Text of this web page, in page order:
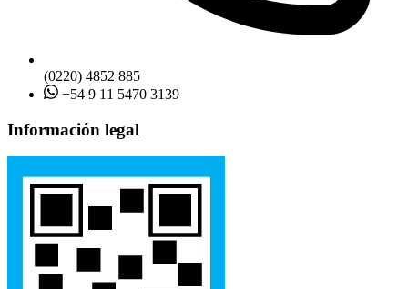
(0220) 4852 885
+54 9 11 5470 3139
Información legal